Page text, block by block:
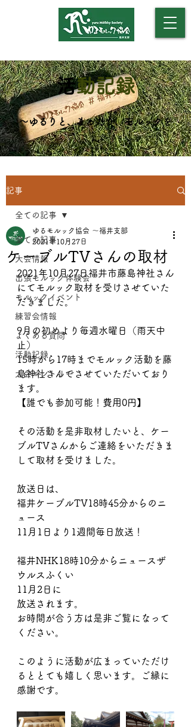
​活動記録
​～ゆるりと、まったり、モルックを
～
記事
全ての記事
大会情報
出張モルック体験会
モルックイベント
練習会情報
よくある質問
活動記録
大会エントリー
全ての記事
ケーブルTVさんの取材
ゆるモルック協会 〜福井支部
2021年10月27日
2021年10月27日福井市藤島神社さん
にてモルック取材を受けさせていた
だきました。
9月の初めより毎週水曜日（雨天中
止）
15時から17時までモルック活動を藤
島神社さんでさせていただいており
ます。
【誰でも参加可能！費用0円】
その活動を是非取材したいと、ケー
ブルTVさんからご連絡をいただきま
して取材を受けました。
放送日は、
福井ケーブルTV18時45分からのニ
ュース
11月1日より1週間毎日放送！
福井NHK18時10分からニュースザ
ウルスふくい
11月2日に
放送されます。
お時間が合う方は是非ご覧になって
ください。
このように活動が広まっていただけ
るととても嬉しく思います。ご縁に
感謝です。